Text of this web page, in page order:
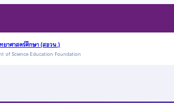
ยาศาสตร์ศึกษา (สอวน.)
of Science Education Foundation